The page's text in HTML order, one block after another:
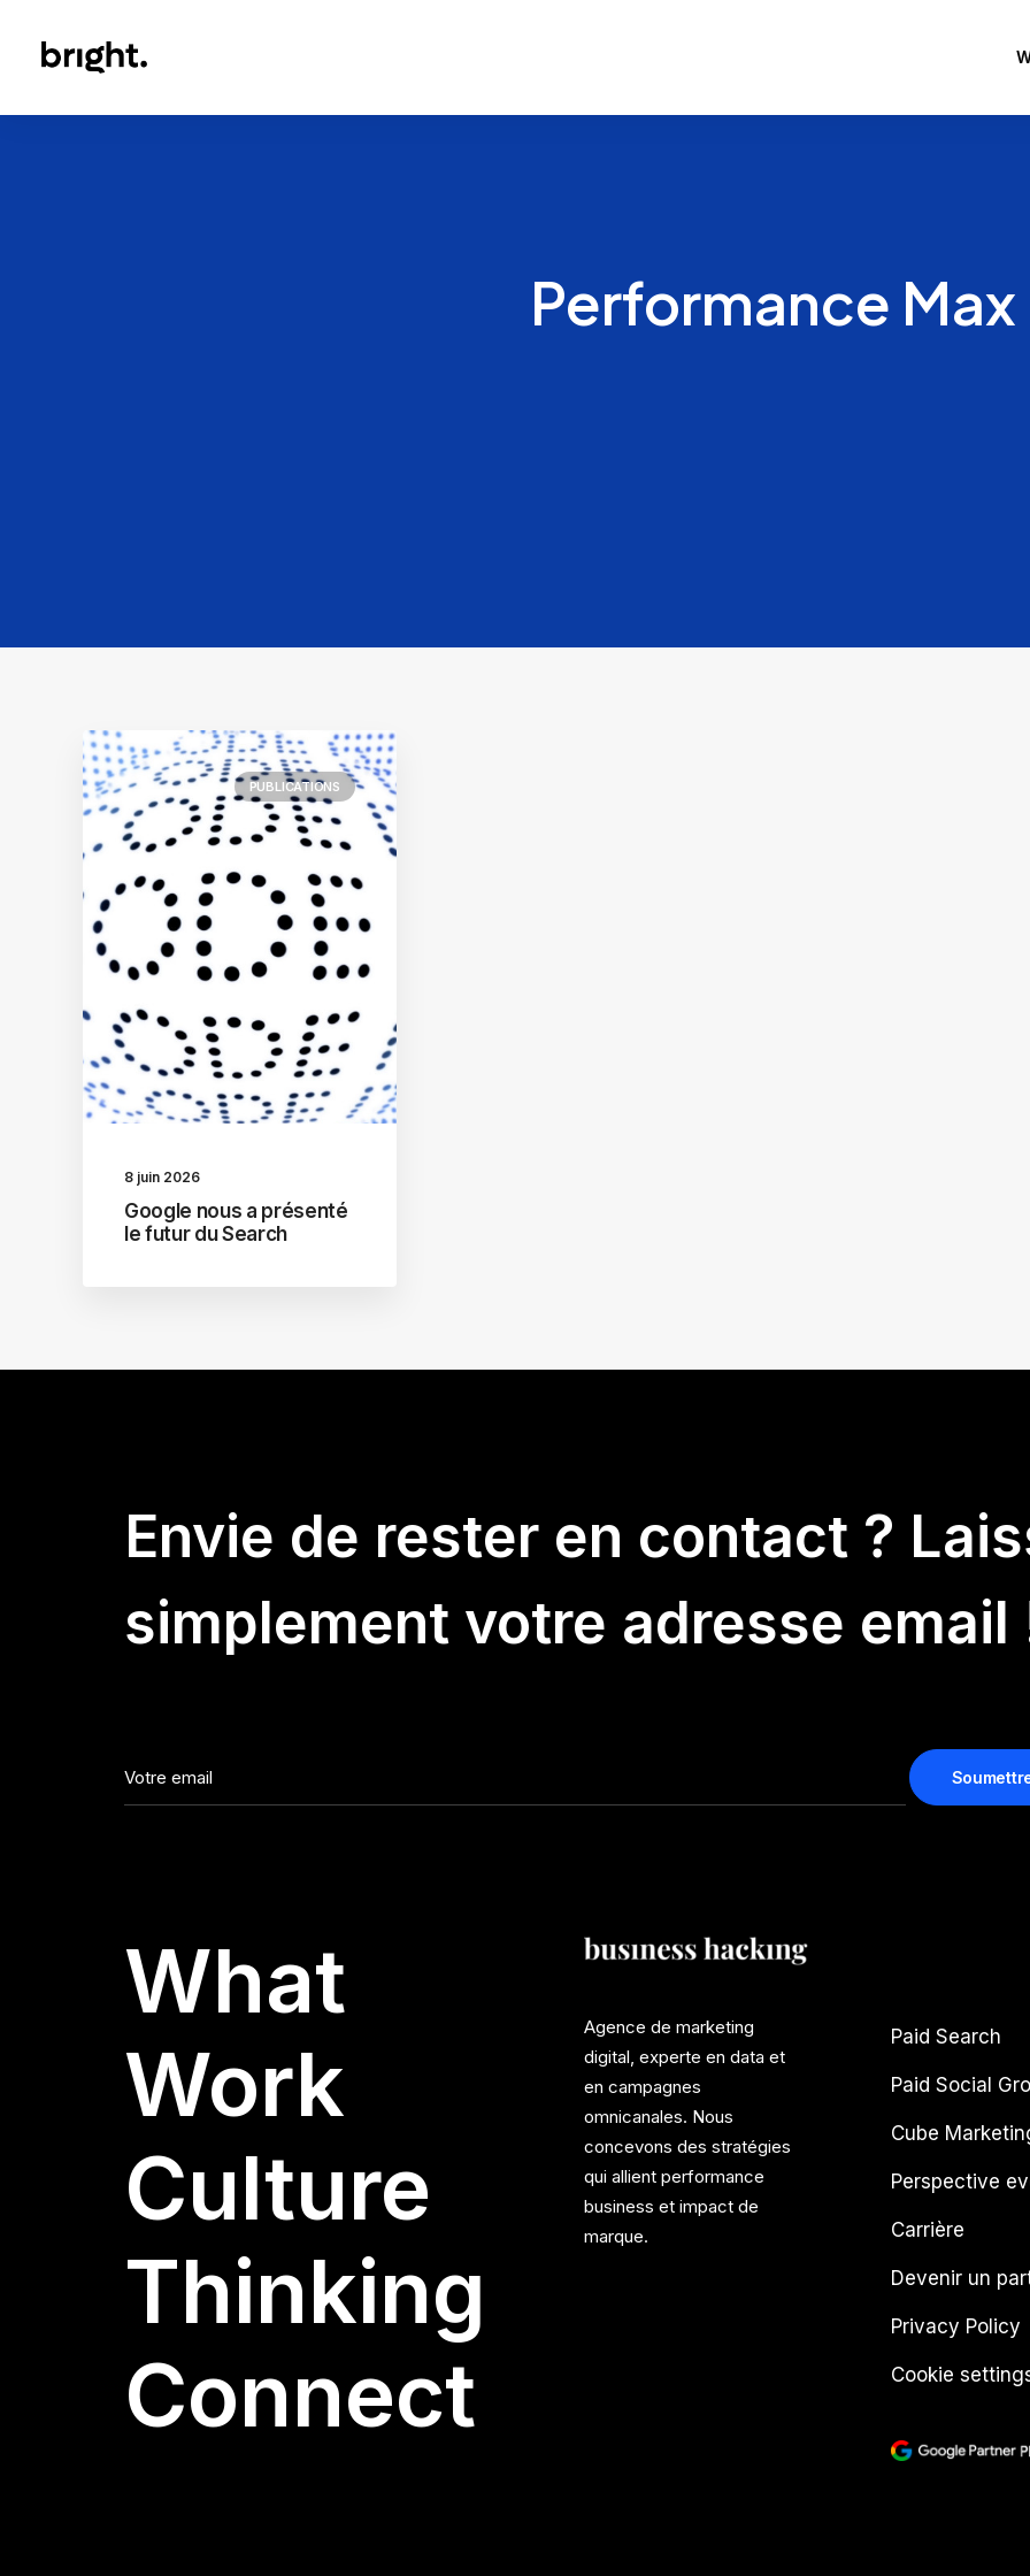
Performance Max
PUBLICATIONS
8 juin 2026
Google nous a présenté
le futur du Search
Envie de rester en contact ?
simplement votre adresse email
What
Work
Culture
Thinking
Connect
Agence de marketing
digital, experte en data et
en campagnes
omnicanales. Nous
concevons des stratégies
qui allient performance
business et impact de
marque.
Paid Search
Paid Social
Cube
Perspective
Carrière
Devenir un
Privacy Policy
Cookie